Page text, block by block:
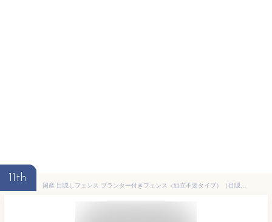
11th
国産 目隠しフェンス プランター付きフェンス（組立不要タイプ）（目隠しや格子、大和塀など全12種から）【フェンス＋プランター】高さ1500mm×幅739mm×奥行336mm（規格サイズ）庭 目隠し ラティス 木製